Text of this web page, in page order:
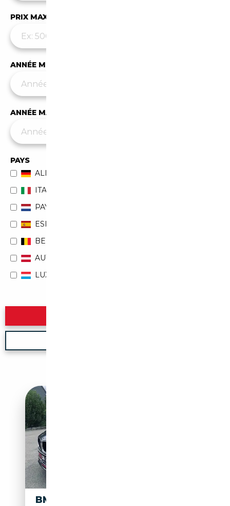
PRIX MAX (€)
ANNÉE MIN
ANNÉE MAX
PAYS
ALLEMAGNE
ITALIE
PAYS-BAS
ESPAGNE
BELGIQUE
AUTRICHE
LUXEMBOURG
BMW 418 COUPÉ 418 DA,